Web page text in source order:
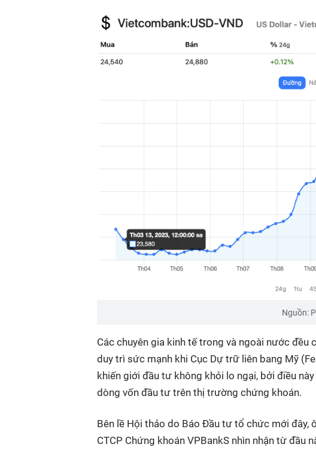
Nguồn:
Các chuyên gia kinh tế trong và ngoài nước đều
duy trì sức mạnh khi Cục Dự trữ liên bang Mỹ
khiến giới đầu tư không khỏi lo ngại, bởi điều
dòng vốn đầu tư trên thị trường chứng khoán.
Bên lề Hội thảo do Báo Đầu tư tổ chức mới đây,
CTCP Chứng khoán VPBankS nhìn nhận từ đầu